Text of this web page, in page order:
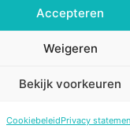
Accepteren
Weigeren
Bekijk voorkeuren
CookiebeleidPrivacy
• Gebouwd met